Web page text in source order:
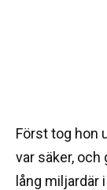
Först tog hon
var säker,
lång